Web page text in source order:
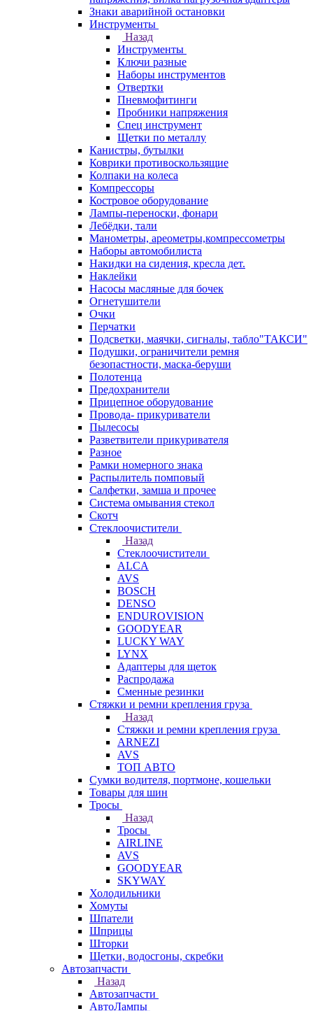
Знаки аварийной остановки
Инструменты
Назад
Инструменты
Ключи разные
Наборы инструментов
Отвертки
Пневмофитинги
Пробники напряжения
Спец инструмент
Щетки по металлу
Канистры, бутылки
Коврики противоскользящие
Колпаки на колеса
Компрессоры
Костровое оборудование
Лампы-переноски, фонари
Лебёдки, тали
Манометры, ареометры,компрессометры
Наборы автомобилиста
Накидки на сидения, кресла дет.
Наклейки
Насосы масляные для бочек
Огнетушители
Очки
Перчатки
Подсветки, маячки, сигналы, табло"ТАКСИ"
Подушки, ограничители ремня
безопастности, маска-беруши
Полотенца
Предохранители
Прицепное оборудование
Провода- прикуриватели
Пылесосы
Разветвители прикуривателя
Разное
Рамки номерного знака
Распылитель помповый
Салфетки, замша и прочее
Система омывания стекол
Скотч
Стеклоочистители
Назад
Стеклоочистители
ALCA
AVS
BOSCH
DENSO
ENDUROVISION
GOODYEAR
LUCKY WAY
LYNX
Адаптеры для щеток
Распродажа
Сменные резинки
Стяжки и ремни крепления груза
Назад
Стяжки и ремни крепления груза
ARNEZI
AVS
ТОП АВТО
Сумки водителя, портмоне, кошельки
Товары для шин
Тросы
Назад
Тросы
AIRLINE
AVS
GOODYEAR
SKYWAY
Холодильники
Хомуты
Шпатели
Шприцы
Шторки
Щетки, водосгоны, скребки
Автозапчасти
Назад
Автозапчасти
АвтоЛампы